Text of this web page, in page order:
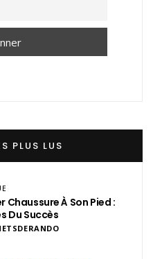
PLUS LUS
Chaussure À Son Pied :
Du Succès